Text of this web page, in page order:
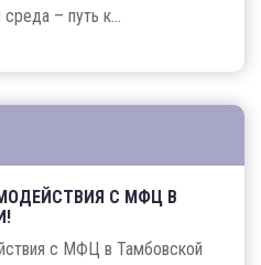
– путь к...
С МФЦ В
с МФЦ в Тамбовской